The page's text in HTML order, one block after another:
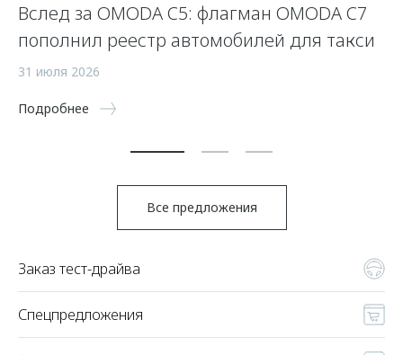
Вслед за OMODA C5: флагман OMODA C7
пополнил реестр автомобилей для такси
31 июля 2026
Подробнее
Все предложения
Заказ тест-драйва
Спецпредложения